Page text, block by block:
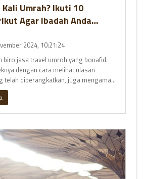
Umrah? Ikuti 10
Agar Ibadah Anda
2024, 10:21:24
biro jasa travel umroh yang bonafid.
dengan cara melihat ulasan
telah diberangkatkan, juga mengamati